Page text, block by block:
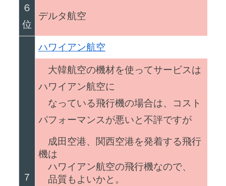
６
位
デルタ航空
７
ハワイアン航空
大韓航空の機材を使ってサービスは
ハワイアン航空に
なっている飛行機の場合は、コスト
パフォーマンスが悪いと不評ですが
成田空港、関西空港を発着する飛行
機は
ハワイアン航空の飛行機なので、
品質もよいかと。